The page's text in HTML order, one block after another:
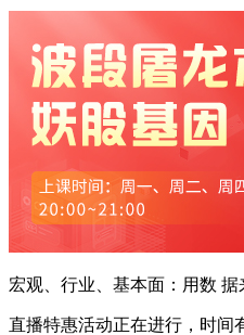
宏观、行业、基本面：用数 据
直播特惠活动正在进行，时间